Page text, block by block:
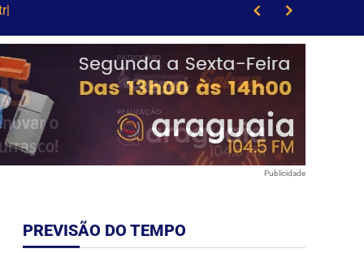
Publicidade
PREVISÃO DO TEMPO